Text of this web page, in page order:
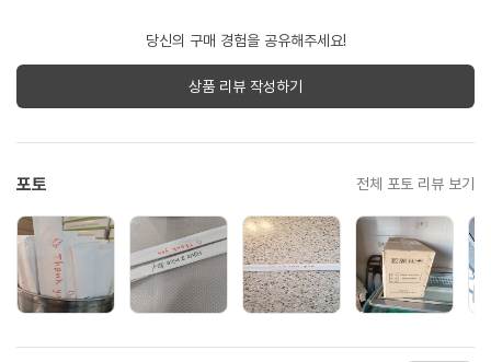
당신의 구매 경험을 공유해주세요!
상품 리뷰 작성하기
포토 전체 포토 리뷰 보기